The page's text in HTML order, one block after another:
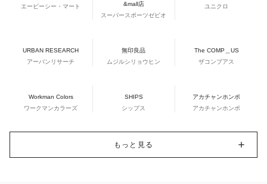
エービーシー・マート
&mall店
スーパースポーツゼビオ
ユニクロ
URBAN RESEARCH
アーバンリサーチ
無印良品
ムジルシリョウヒン
The COMP＿US
ザコンプアス
Workman Colors
ワークマンカラーズ
SHIPS
シップス
アカチャンホンポ
アカチャンホンポ
もっと見る